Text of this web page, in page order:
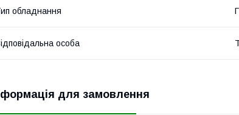
обладнання
особа
для замовлення